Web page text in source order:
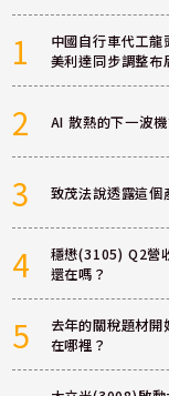
1
中國自行車代工
美利達同步調整布
2 AI 散熱的下一波
3 致茂法說透露這個
4
穩懋(3105) Q2營
還在嗎？
5
去年的關稅題材
在哪裡？